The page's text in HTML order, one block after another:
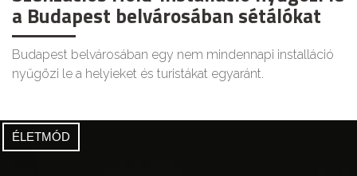
a Budapest belvárosában sétálókat
Budapest belvárosában egy nem mindennapi installáció
nyűgözi le a helyieket és turistákat egyaránt.
ÉLETMÓD